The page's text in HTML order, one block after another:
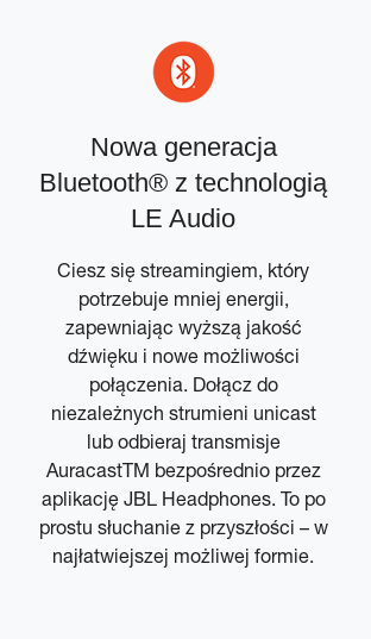
Nowa generacja
Bluetooth® z technologią
LE Audio
Ciesz się streamingiem, który
potrzebuje mniej energii,
zapewniając wyższą jakość
dźwięku i nowe możliwości
połączenia. Dołącz do
niezależnych strumieni unicast
lub odbieraj transmisje
AuracastTM bezpośrednio przez
aplikację JBL Headphones. To po
prostu słuchanie z przyszłości – w
najłatwiejszej możliwej formie.